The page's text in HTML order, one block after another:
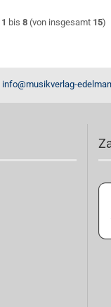
1 bis 8(von insgesamt 15)
info@musikverlag-